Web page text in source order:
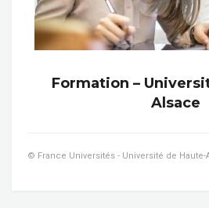
Formation –
Alsace
© France Universités - Université de Haute-